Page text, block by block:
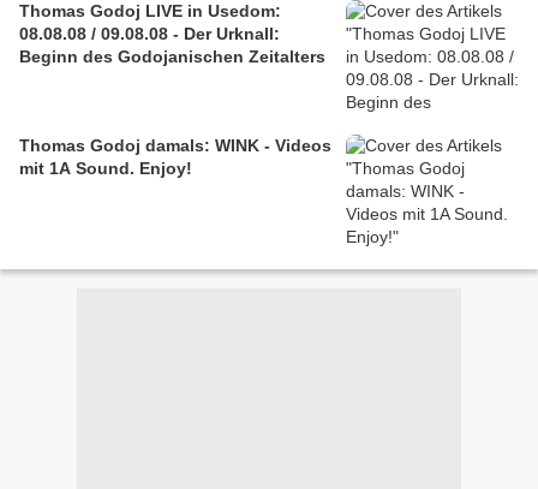
Thomas Godoj LIVE in Usedom:
08.08.08 / 09.08.08 - Der Urknall:
Beginn des Godojanischen Zeitalters
Thomas Godoj damals: WINK - Videos
mit 1A Sound. Enjoy!